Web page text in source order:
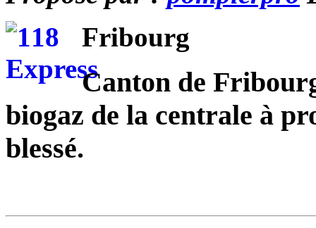
Fribourg
Canton de
biogaz de la centrale à
blessé.